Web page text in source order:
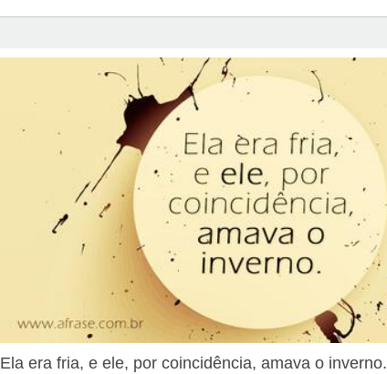
Ela era fria, e ele, por coincidência, amava o inverno.